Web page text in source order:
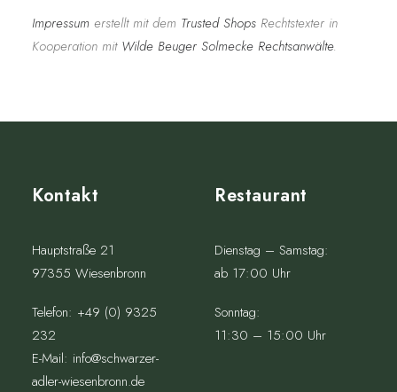
Impressum erstellt mit dem Trusted Shops Rechtstexter in
Kooperation mit Wilde Beuger Solmecke Rechtsanwälte.
Kontakt
Hauptstraße 21
97355 Wiesenbronn
Telefon: +49 (0) 9325
232
E-Mail: info@schwarzer-
adler-wiesenbronn.de
Restaurant
Dienstag – Samstag:
ab 17:00 Uhr
Sonntag:
11:30 – 15:00 Uhr